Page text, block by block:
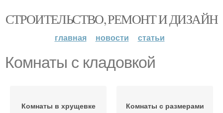
СТРОИТЕЛЬСТВО, РЕМОНТ И ДИЗАЙН
главная новости статьи
Комнаты с кладовкой
Комнаты в хрущевке Комнаты с размерами